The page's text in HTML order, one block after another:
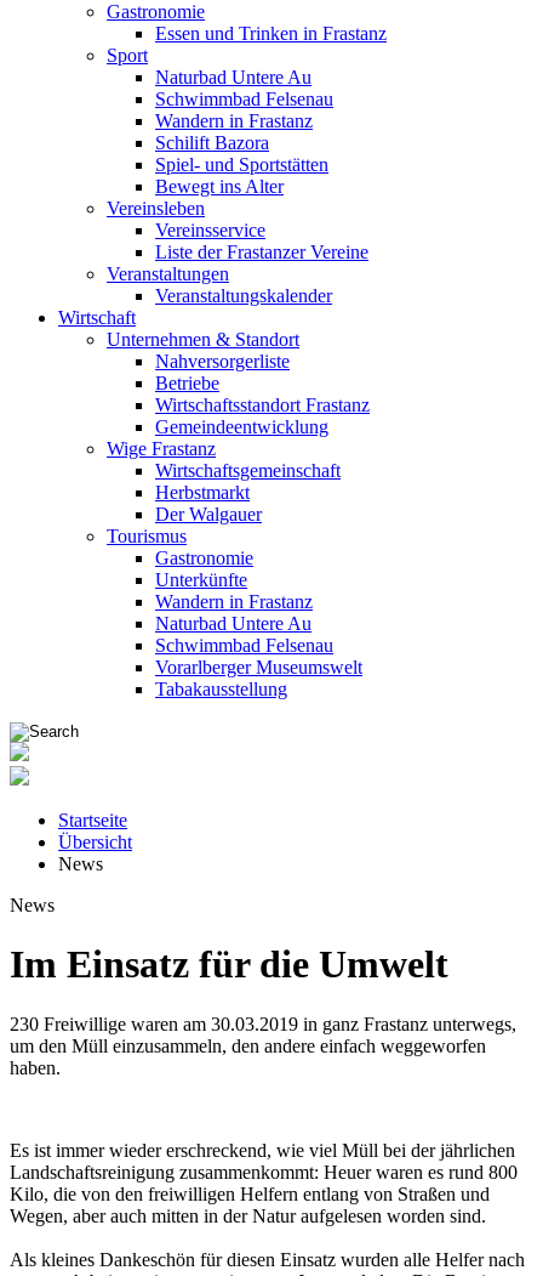
Gastronomie
Essen und Trinken in Frastanz
Sport
Naturbad Untere Au
Schwimmbad Felsenau
Wandern in Frastanz
Schilift Bazora
Spiel- und Sportstätten
Bewegt ins Alter
Vereinsleben
Vereinsservice
Liste der Frastanzer Vereine
Veranstaltungen
Veranstaltungskalender
Wirtschaft
Unternehmen & Standort
Nahversorgerliste
Betriebe
Wirtschaftsstandort Frastanz
Gemeindeentwicklung
Wige Frastanz
Wirtschaftsgemeinschaft
Herbstmarkt
Der Walgauer
Tourismus
Gastronomie
Unterkünfte
Wandern in Frastanz
Naturbad Untere Au
Schwimmbad Felsenau
Vorarlberger Museumswelt
Tabakausstellung
Startseite
Übersicht
News
News
Im Einsatz für die Umwelt
230 Freiwillige waren am 30.03.2019 in ganz Frastanz unterwegs,
um den Müll einzusammeln, den andere einfach weggeworfen
haben.
Es ist immer wieder erschreckend, wie viel Müll bei der jährlichen
Landschaftsreinigung zusammenkommt: Heuer waren es rund 800
Kilo, die von den freiwilligen Helfern entlang von Straßen und
Wegen, aber auch mitten in der Natur aufgelesen worden sind.
Als kleines Dankeschön für diesen Einsatz wurden alle Helfer nach